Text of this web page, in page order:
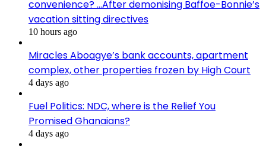
convenience? …After demonising Baffoe-Bonnie’s
vacation sitting directives
10 hours ago
Miracles Aboagye’s bank accounts, apartment
complex, other properties frozen by High Court
4 days ago
Fuel Politics: NDC, where is the Relief You
Promised Ghanaians?
4 days ago